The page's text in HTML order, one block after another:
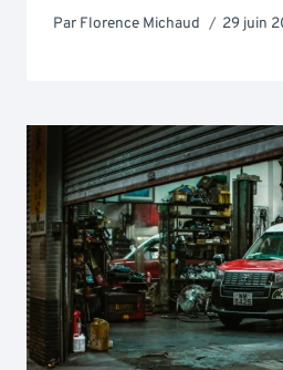
Par Florence Michaud 29 juin